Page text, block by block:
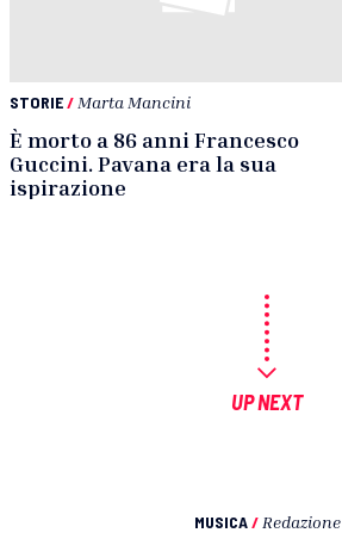
STORIE/ Marta Mancini
È morto a 86 anni Francesco
Guccini. Pavana era la sua
ispirazione
UP NEXT
MUSICA / Redazione